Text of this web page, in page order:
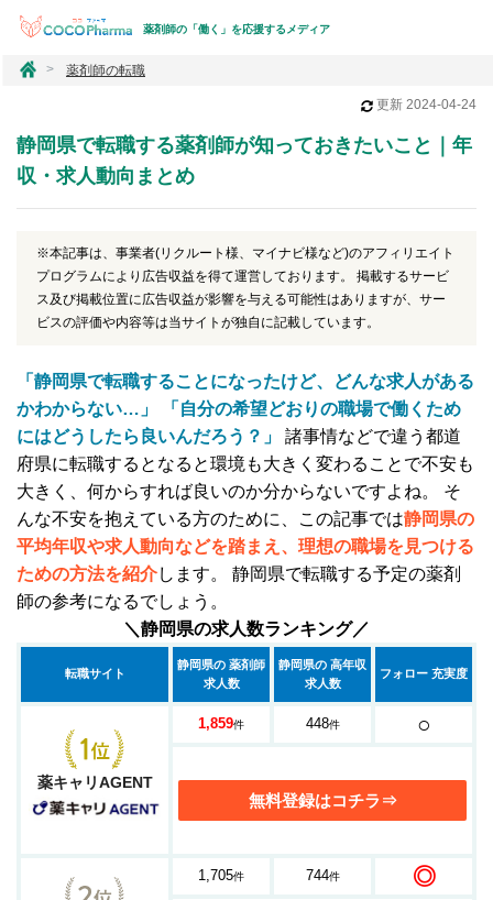
薬剤師の「働く」を応援するメディア
コ
ー
マ
薬剤師の転職
更新 2024-04-24
静岡県で転職する薬剤師が知っておきたいこと｜年
収・求人動向まとめ
※本記事は、事業者(リクルート様、マイナビ様など)のアフィリエイト
プログラムにより広告収益を得て運営しております。 掲載するサービ
ス及び掲載位置に広告収益が影響を与える可能性はありますが、サー
ビスの評価や内容等は当サイトが独自に記載しています。
「静岡県で転職することになったけど、どんな求人がある
かわからない…」 「自分の希望どおりの職場で働くため
にはどうしたら良いんだろう？」
諸事情などで違う都道
府県に転職するとなると環境も大きく変わることで不安も
大きく、何からすれば良いのか分からないですよね。 そ
んな不安を抱えている方のために、この記事では静岡県の
平均年収や求人動向などを踏まえ、理想の職場を見つける
ための方法を紹介します。 静岡県で転職する予定の薬剤
師の参考になるでしょう。
＼静岡県の求人数ランキング／
転職サイト
静岡県の 薬剤師
求人数
静岡県の 高年収
求人数
フォロー 充実度
薬キャリAGENT
1,859件 448件 ○
無料登録はコチラ⇒
1,705件 744件 ◎